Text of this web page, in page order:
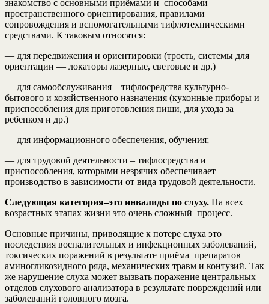
знакомство с основными приёмами и способами
пространственного ориентирования, правилами
сопровождения и вспомогательными тифлотехническими
средствами. К таковым относятся:
— для передвижения и ориентировки (трость, системы для
ориентации — локаторы лазерные, световые и др.)
— для самообслуживания – тифлосредства культурно-
бытового и хозяйственного назначения (кухонные приборы и
приспособления для приготовления пищи, для ухода за
ребенком и др.)
— для информационного обеспечения, обучения;
— для трудовой деятельности – тифлосредства и
приспособления, которыми незрячих обеспечивает
производство в зависимости от вида трудовой деятельности.
Следующая категория–это инвалиды по слуху. На всех
возрастных этапах жизни это очень сложный процесс.
Основные причины, приводящие к потере слуха это
последствия воспалительных и инфекционных заболеваний,
токсических поражений в результате приёма препаратов
аминогликозидного ряда, механических травм и контузий. Так
же нарушение слуха может вызвать поражение центральных
отделов слухового анализатора в результате повреждений или
заболеваний головного мозга.